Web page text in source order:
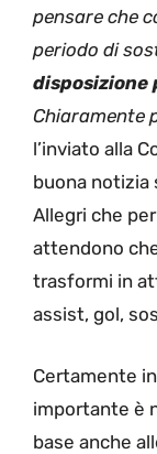
pensare che
periodo di
disposizione
Chiaramente
l’inviato alla
buona notizia
Allegri che
attendono
trasformi in
assist, gol,
Certamente
importante è
base anche